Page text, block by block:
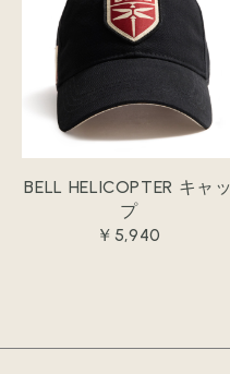
BELL HELICOPTER キャッ
プ
￥5,940